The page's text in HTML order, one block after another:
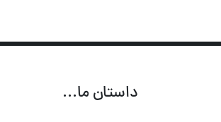
داستان ما...